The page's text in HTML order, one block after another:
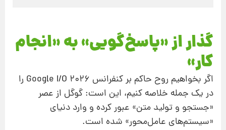
گذار از «پاسخ‌گویی» به «انجام
کار»
اگر بخواهیم روح حاکم بر کنفرانس Google I/O 2026 را
در یک جمله خلاصه کنیم، این است: گوگل از عصر
«جستجو و تولید متن» عبور کرده و وارد دنیای
«سیستم‌های عامل‌محور» شده است.